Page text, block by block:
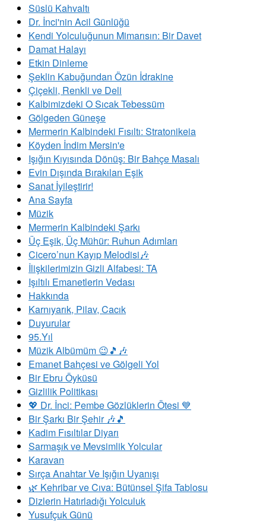
Süslü Kahvaltı
Dr. İnci'nin Acil Günlüğü
Kendi Yolculuğunun Mimarısın: Bir Davet
Damat Halayı
Etkin Dinleme
Şeklin Kabuğundan Özün İdrakine
Çiçekli, Renkli ve Deli
Kalbimizdeki O Sıcak Tebessüm
Gölgeden Güneşe
Mermerin Kalbindeki Fısıltı: Stratonikeia
Köyden İndim Mersin'e
Işığın Kıyısında Dönüş: Bir Bahçe Masalı
Evin Dışında Bırakılan Eşik
Sanat İyileştirir!
Ana Sayfa
Müzik
Mermerin Kalbindeki Şarkı
Üç Eşik, Üç Mühür: Ruhun Adımları
Cicero’nun Kayıp Melodisi🎶
İlişkilerimizin Gizli Alfabesi: TA
​Işıltılı Emanetlerin Vedası
Hakkında
Karnıyarık, Pilav, Cacık
Duyurular
95.Yıl
Müzik Albümüm 😉🎵🎶
Emanet Bahçesi ve Gölgeli Yol
Bir Ebru Öyküsü
Gizlilik Politikası
💖 Dr. İnci: Pembe Gözlüklerin Ötesi 💙
Bir Şarkı Bir Şehir 🎶🎵
Kadim Fısıltılar Diyarı
Sarmaşık ve Mevsimlik Yolcular
Karavan
Sırça Anahtar Ve Işığın Uyanışı
​🌿 Kehribar ve Cıva: Bütünsel Şifa Tablosu
Dizlerin Hatırladığı Yolculuk
Yusufçuk Günü